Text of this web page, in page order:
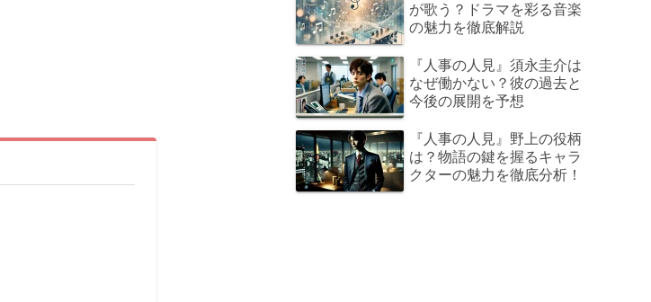
が歌う？ドラマを彩る音楽
の魅力を徹底解説
『人事の人見』須永圭介は
なぜ働かない？彼の過去と
今後の展開を予想
『人事の人見』野上の役柄
は？物語の鍵を握るキャラ
クターの魅力を徹底分析！